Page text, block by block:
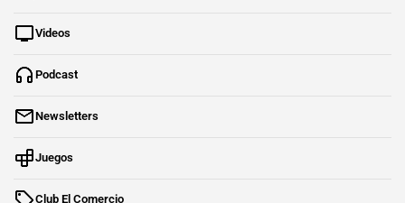
Videos
Podcast
Newsletters
Juegos
Club El Comercio